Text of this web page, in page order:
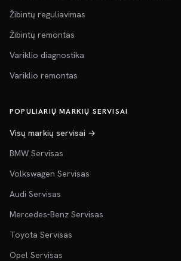
Žibintų reguliavimas
Žibintų remontas
Variklio diagnostika
Variklio remontas
POPULIARIŲ MARKIŲ SERVISAI
Visų markių servisai →
BMW Servisas
Volkswagen Servisas
Audi Servisas
Mercedes-Benz Servisas
Toyota Servisas
Opel Servisas